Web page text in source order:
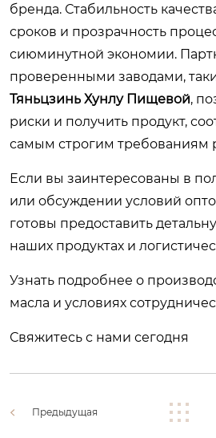
бренда. Стабильность
сроков и прозрачность
сиюминутной экономии.
проверенными заводами,
Тяньцзинь Хунлу Пищевой,
риски и получить продукт,
самым строгим требованиям
Если вы заинтересованы в
или обсуждении условий
готовы предоставить
наших продуктах и
Узнать подробнее о
масла и условиях
Свяжитесь с нами сегодня
Предыдущая